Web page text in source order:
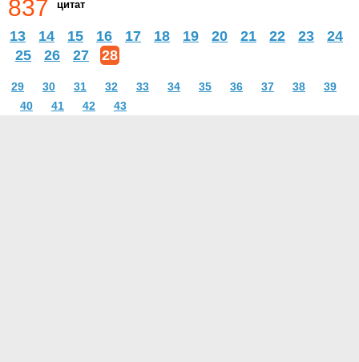
837 цитат
13 14 15 16 17 18 19 20 21 22 23
24
25
26 27 28
29 30 31 32 33 34 35 36 37 38
39
40
41 42 43